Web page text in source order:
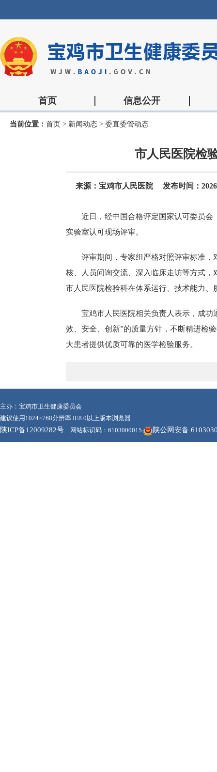
首页 信息公开
当前位置： 首页 > 新闻动态 > 委直委管动态
市人民医院检
来源：宝鸡市人民医院 发布时间：
近日，经中国合格评定国家认可委员会
实验室认可现场评审。
评审期间，专家组严格对照评审标准
核、人员问询交流、深入临床走访等方式
市人民医院检验科在体系运行、技术能力
宝鸡市人民医院相关负责人表示，成
效、安全、创新”的质量方针，不断精进检
大患者提供优质可靠的医学检验服务。
主办：宝鸡市卫生健康委员会
建议使用1024×768分辨率 IE8.0以上版本浏览器
陕ICP备12009282号 网站标识码：6103000015 陕公网安备